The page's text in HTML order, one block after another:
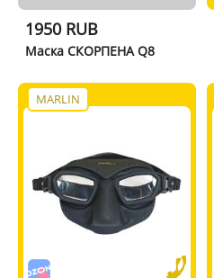
1950 RUB
Маска СКОРПЕНА Q8
MARLIN